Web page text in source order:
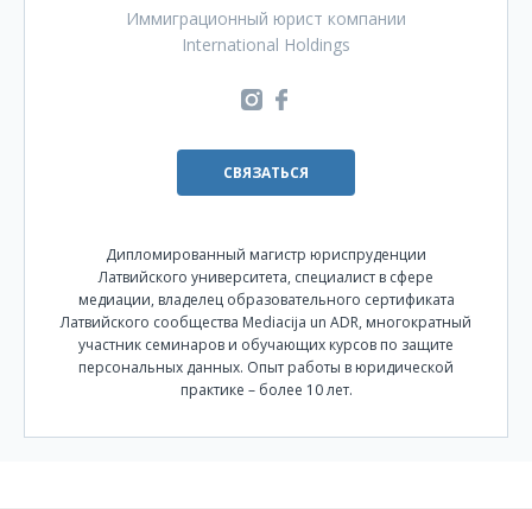
Иммиграционный юрист компании
International Holdings
СВЯЗАТЬСЯ
Дипломированный магистр юриспруденции
Латвийского университета, специалист в сфере
медиации, владелец образовательного сертификата
Латвийского сообщества Mediacija un ADR, многократный
участник семинаров и обучающих курсов по защите
персональных данных. Опыт работы в юридической
практике – более 10 лет.